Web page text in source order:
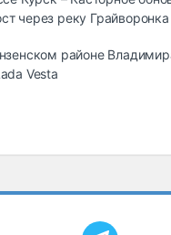
через реку Грайворонка
районе
Vesta